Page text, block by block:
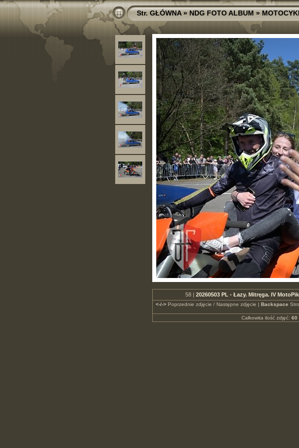
Str. GŁÓWNA»NDG FOTO ALBUM»
58 | 20260503 PL - Łazy. Mitręga. IV
<-/->Poprzednie zdjęcie / Następne zdjęcie | Backspace
Całkowita ilość zdjęć: 60